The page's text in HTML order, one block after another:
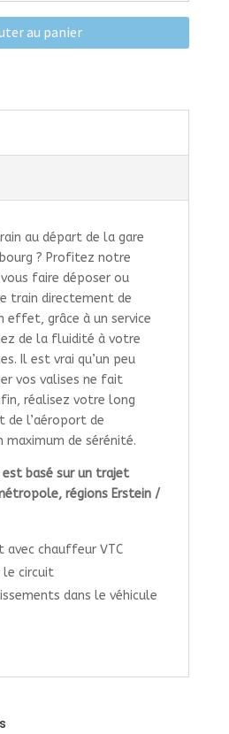
au panier
au départ de la gare
? Profitez notre
faire déposer ou
train directement de
effet, grâce à un service
de la fluidité à votre
Il est vrai qu’un peu
vos valises ne fait
réalisez votre long
de l’aéroport de
maximum de sérénité.
basé sur un trajet
régions Erstein /
avec chauffeur VTC
circuit
dans le véhicule